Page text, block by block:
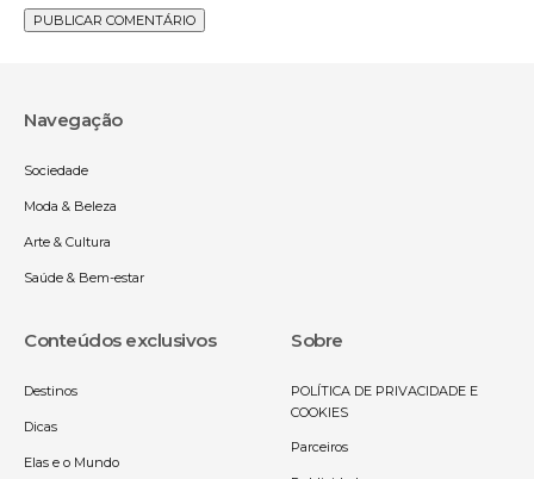
Navegação
Sociedade
Moda & Beleza
Arte & Cultura
Saúde & Bem-estar
Conteúdos exclusivos
Destinos
Dicas
Elas e o Mundo
Sobre
POLÍTICA DE PRIVACIDADE E
COOKIES
Parceiros